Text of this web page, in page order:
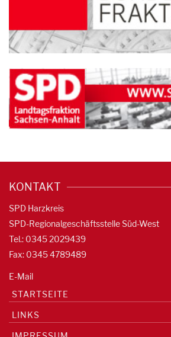
KONTAKT
SPD Harzkreis
SPD-Regionalgeschäftsstelle Süd-West
Tel.: 0345 2029439
Fax: 0345 4789489
E-Mail
STARTSEITE
LINKS